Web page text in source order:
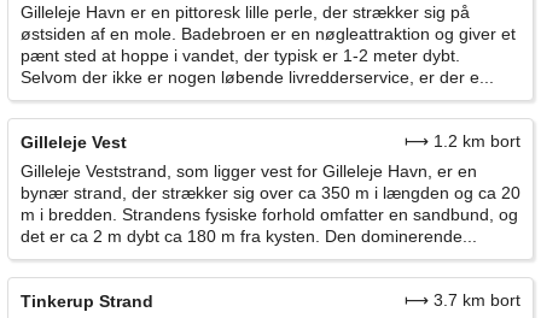
Gilleleje Havn er en pittoresk lille perle, der strækker sig på
østsiden af en mole. Badebroen er en nøgleattraktion og giver et
pænt sted at hoppe i vandet, der typisk er 1-2 meter dybt.
Selvom der ikke er nogen løbende livredderservice, er der e...
Gilleleje Vest
⟼ 1.2 km bort
Gilleleje Veststrand, som ligger vest for Gilleleje Havn, er en
bynær strand, der strækker sig over ca 350 m i længden og ca 20
m i bredden. Strandens fysiske forhold omfatter en sandbund, og
det er ca 2 m dybt ca 180 m fra kysten. Den dominerende...
Tinkerup Strand
⟼ 3.7 km bort